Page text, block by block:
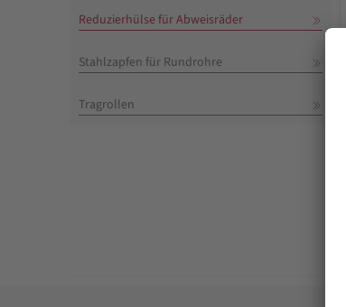
Reduzierhülse für Abweisräder
Stahlzapfen für Rundrohre
Tragrollen